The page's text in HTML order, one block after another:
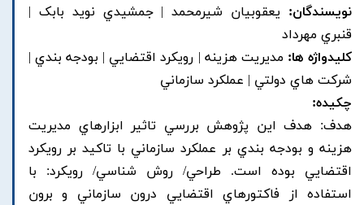
نویسندگان: يعقوبيان شيرمحمد | جمشيدي نويد بابک |
قنبري مهرداد
کلیدواژه ها: مديريت هزينه | رويکرد اقتضايي | بودجه بندي |
شرکت هاي دولتي | عملکرد سازماني
چکیده:
هدف: هدف اين پژوهش بررسي تاثير ابزارهاي مديريت
هزينه و بودجه بندي بر عملکرد سازماني با تاکيد بر رويکرد
اقتضايي بوده است. طراحي/ روش شناسي/ رويکرد: با
استفاده از فاکتورهاي اقتضايي درون سازماني و برون